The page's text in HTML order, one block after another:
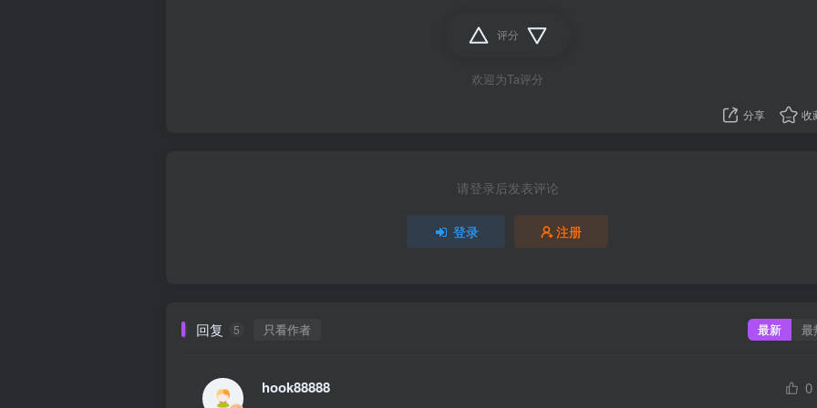
评分
欢迎为Ta评分
分享 收
请登录后发表评论
登录 注册
回复 5 只看作者 最新 最
hook88888 0